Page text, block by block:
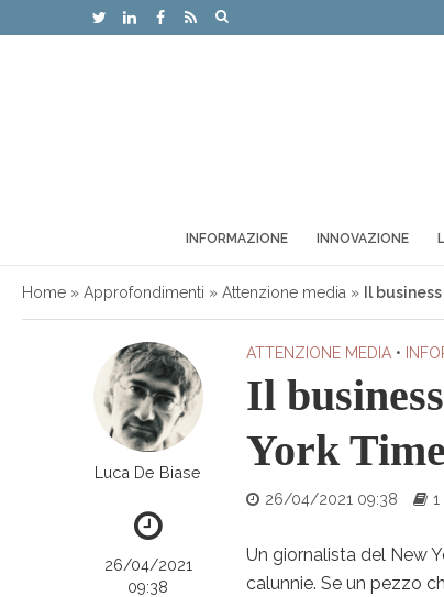
INFORMAZIONE INNOVAZIONE
Home » Approfondimenti » Attenzione media » Il
Luca De Biase
26/04/2021
09:38
ATTENZIONE MEDIA •
Il
York
26/04/2021 09:38
Un giornalista del New
calunnie. Se un pezzo